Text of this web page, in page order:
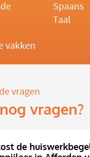
Spaans
Taal
vakken
vragen
vragen?
de